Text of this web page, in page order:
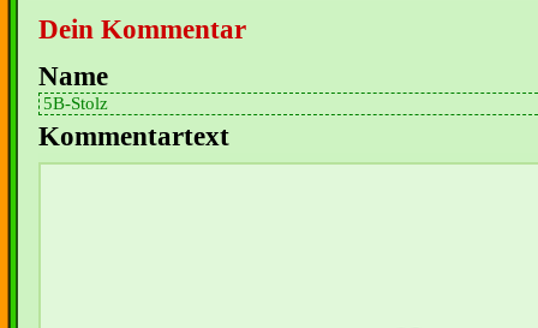
Dein Kommentar
Name
Kommentartext